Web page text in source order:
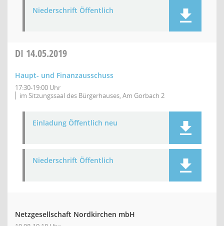
Niederschrift Öffentlich
DI 14.05.2019
Haupt- und Finanzausschuss
17:30-19:00 Uhr
im Sitzungssaal des Bürgerhauses, Am Gorbach 2
Einladung Öffentlich neu
Niederschrift Öffentlich
Netzgesellschaft Nordkirchen mbH